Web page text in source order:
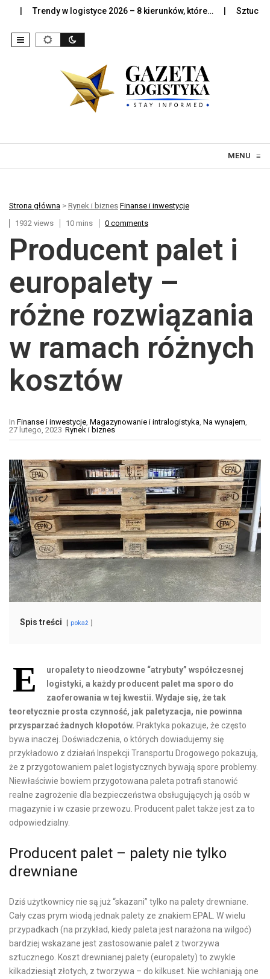
Trendy w logistyce 2026 – 8 kierunków, które… Sztuczna
MENU ≡
Strona główna > Rynek i biznes Finanse i inwestycje
1932 views
10 mins 0 comments
Producent palet i
europalety –
różne rozwiązania
w ramach różnych
kosztów
In Finanse i inwestycje, Magazynowanie i intralogistyka, Na wynajem,
Rynek i biznes
27 lutego, 2023
Spis treści pokaż
E
uropalety to nieodzowne “atrybuty” współczesnej
logistyki, a każdy producent palet ma sporo do
zaoferowania w tej kwestii. Wydaje się, że tak
teoretycznie prosta czynność, jak paletyzacja, nie powinna
przysparzać żadnych kłopotów. Praktyka pokazuje, że często
bywa inaczej. Doświadczenia, o których dowiadujemy się
przykładowo z działań Inspekcji Transportu Drogowego pokazują,
że z przygotowaniem palet logistycznych bywają spore problemy.
Niewłaściwie bowiem przygotowana paleta potrafi stanowić
realne zagrożenie dla bezpieczeństwa obsługujących ją osób w
magazynie i w czasie przewozu. Producent palet także jest za to
odpowiedzialny.
Producent palet – palety nie tylko
drewniane
Dziś użytkownicy nie są już “skazani” tylko na palety drewniane.
Cały czas prym wiodą jednak palety ze znakiem EPAL. W wielu
przypadkach (na przykład, kiedy paleta jest narażona na wilgoć)
bardziej wskazane jest zastosowanie palet z tworzywa
sztucznego. Koszt drewnianej palety (europalety) to zwykle
kilkadziesiąt złotych, z tworzywa – do kilkuset. Nie wchłaniają one